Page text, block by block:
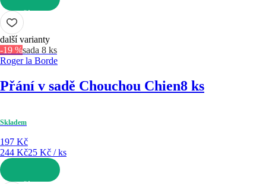
DO KOŠÍKU
další varianty
-19 %sada 8 ks
Roger la Borde
Přání v sadě Chouchou Chien8 ks
Skladem
197 Kč
244 Kč25 Kč / ks